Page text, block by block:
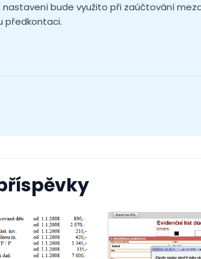
bude využito při zaúčtování
předkontaci.